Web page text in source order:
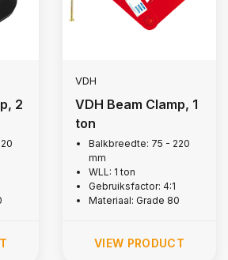
2
VDH
VDH Beam Clamp, 1
ton
Balkbreedte: 75 - 220
mm
WLL: 1 ton
Gebruiksfactor: 4:1
Materiaal: Grade 80
VIEW PRODUCT